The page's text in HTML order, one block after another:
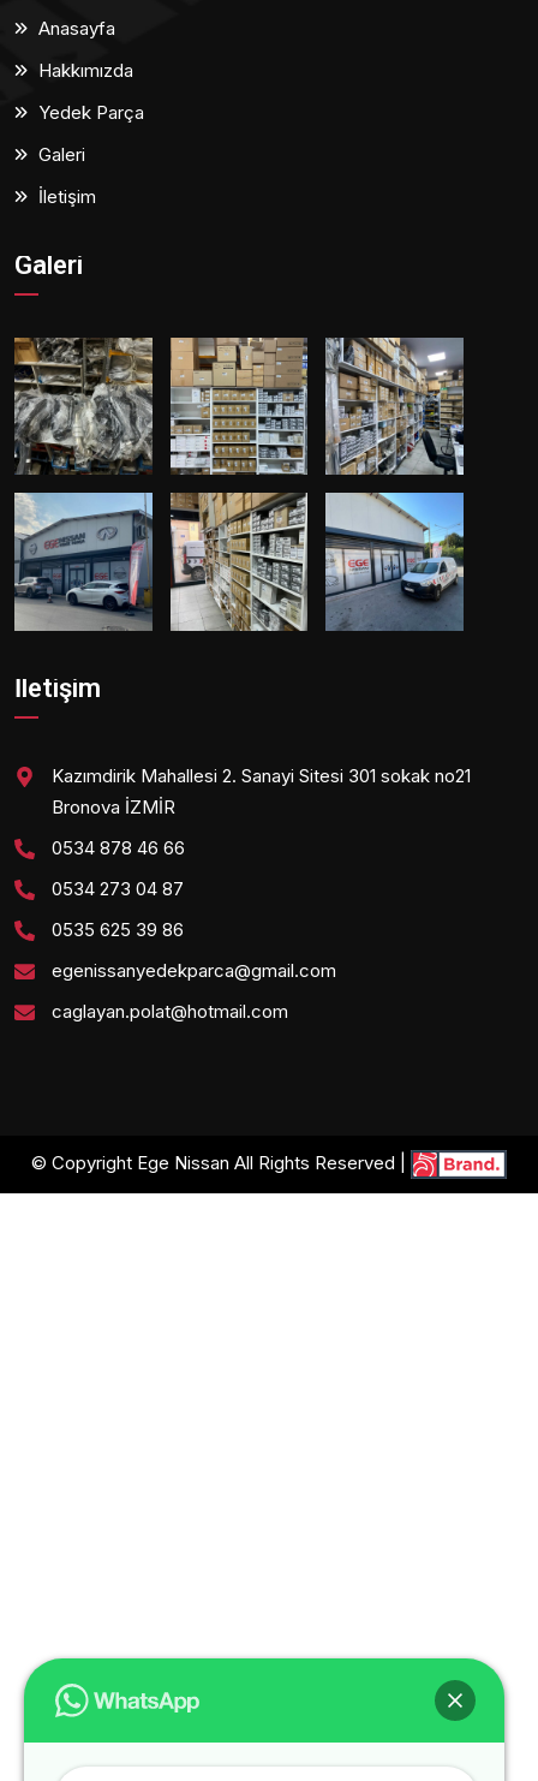
Anasayfa
Hakkımızda
Yedek Parça
Galeri
İletişim
Galeri
İletişim
Kazımdirik Mahallesi 2. Sanayi Sitesi 301 sokak no21
Bronova İZMİR
0534 878 46 66
0534 273 04 87
0535 625 39 86
egenissanyedekparca@gmail.com
caglayan.polat@hotmail.com
© Copyright Ege Nissan All Rights Reserved |